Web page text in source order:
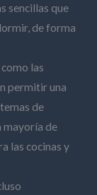
sencillas que
de forma
las
permitir una
de
mayoría de
las cocinas y